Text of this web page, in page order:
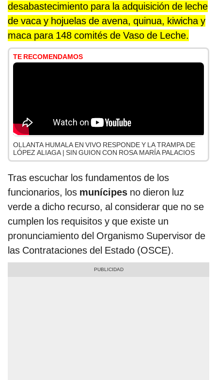
desabastecimiento para la adquisición de leche
de vaca y hojuelas de avena, quinua, kiwicha y
maca para 148 comités de Vaso de Leche.
TE RECOMENDAMOS
OLLANTA HUMALA EN VIVO RESPONDE Y LA TRAMPA DE
LÓPEZ ALIAGA | SIN GUION CON ROSA MARÍA PALACIOS
Tras escuchar los fundamentos de los
funcionarios, los munícipes no dieron luz
verde a dicho recurso, al considerar que no se
cumplen los requisitos y que existe un
pronunciamiento del Organismo Supervisor de
las Contrataciones del Estado (OSCE).